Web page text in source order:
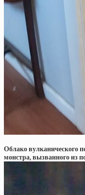
Облако вулканического
монстра, вызванного из